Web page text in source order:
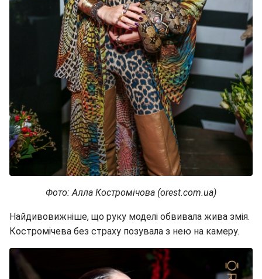
Фото: Алла Костромічова (orest.com.ua)
Найдивовижніше, що руку моделі обвивала жива змія.
Костромічева без страху позувала з нею на камеру.